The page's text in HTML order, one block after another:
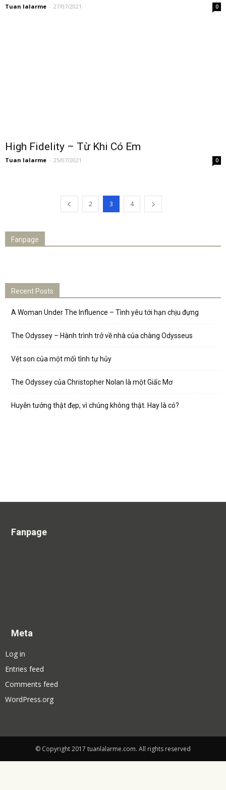
Tuan lalarme - 27/07/2021 0
High Fidelity – Từ Khi Có Em
Tuan lalarme - 25/07/2021 0
2 3 4
Fanpage
Recent Posts
A Woman Under The Influence – Tình yêu tới hạn chịu đựng
The Odyssey – Hành trình trở về nhà của chàng Odysseus
Vệt son của một mối tình tự hủy
The Odyssey của Christopher Nolan là một Giấc Mơ
Huyễn tưởng thật đẹp, vì chúng không thật. Hay là có?
Fanpage
Meta
Log in
Entries feed
Comments feed
WordPress.org
© Copyright 2017 tuanlalarme.com. All rights reserved